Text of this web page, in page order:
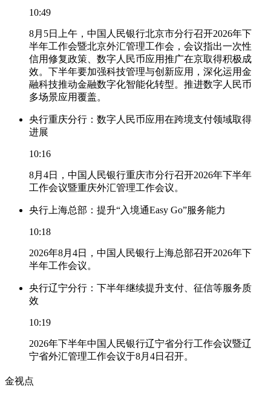
10:49
8月5日上午，中国人民银行北京市分行召开2026年下
半年工作会暨北京外汇管理工作会，会议指出一次性
信用修复政策、数字人民币应用推广在京取得积极成
效。下半年要加强科技管理与创新应用，深化运用金
融科技推动金融数字化智能化转型。推进数字人民币
多场景应用覆盖。
央行重庆分行：数字人民币应用在跨境支付领域取得
进展
10:16
8月4日，中国人民银行重庆市分行召开2026年下半年
工作会议暨重庆外汇管理工作会议。
央行上海总部：提升“入境通Easy Go”服务能力
10:18
2026年8月4日，中国人民银行上海总部召开2026年下
半年工作会议。
央行辽宁分行：下半年继续提升支付、征信等服务质
效
10:19
2026年下半年中国人民银行辽宁省分行工作会议暨辽
宁省外汇管理工作会议于8月4日召开。
金视点